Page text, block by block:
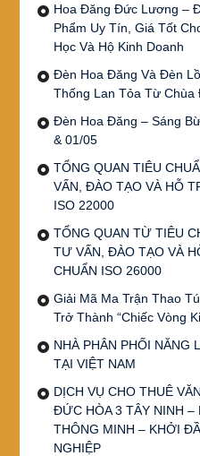
Hoa Đăng Đức Lương –
Phẩm Uy Tín, Giá Tốt
Học Và Hộ Kinh Doanh
Đèn Hoa Đăng Và Đèn
Thống Lan Tỏa Từ Chùa
Đèn Hoa Đăng – Sáng
& 01/05
TỔNG QUAN TIÊU
VẤN, ĐÀO TẠO VÀ HỖ
ISO 22000
TỔNG QUAN TỪ TIÊU
TƯ VẤN, ĐÀO TẠO VÀ
CHUẨN ISO 26000
Giải Mã Ma Trận Thao
Trở Thành “Chiếc Vòng
NHÀ PHÂN PHỐI NĂNG
TẠI VIỆT NAM
DỊCH VỤ CHO THUÊ
ĐỨC HÒA 3 TÂY NINH –
THÔNG MINH – KHỞI
NGHIỆP